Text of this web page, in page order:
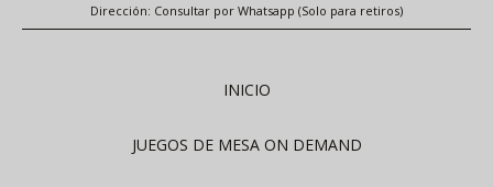
Dirección: Consultar por Whatsapp (Solo para retiros)
INICIO
JUEGOS DE MESA ON DEMAND